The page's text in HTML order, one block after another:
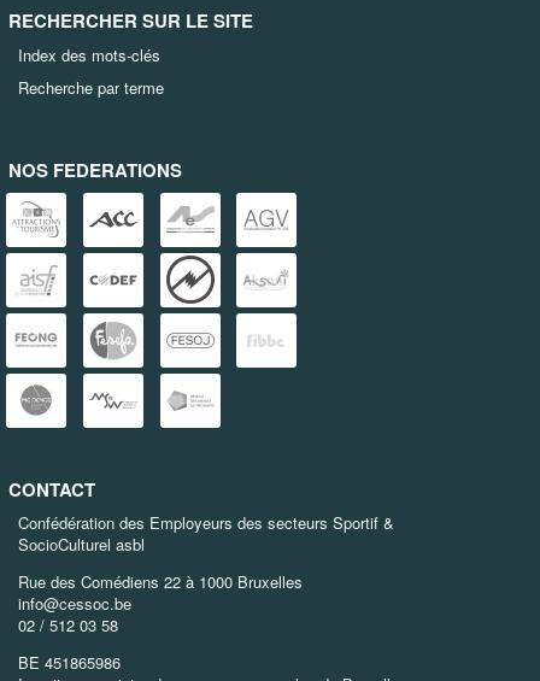
RECHERCHER SUR LE SITE
Index des mots-clés
Recherche par terme
NOS FEDERATIONS
CONTACT
Confédération des Employeurs des secteurs Sportif &
SocioCulturel asbl
Rue des Comédiens 22 à 1000 Bruxelles
info@cessoc.be
02 / 512 03 58
BE 451865986